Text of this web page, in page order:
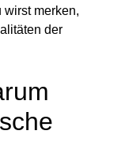
wirst merken,
der